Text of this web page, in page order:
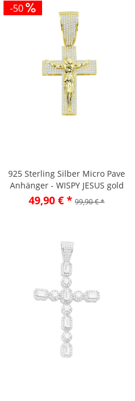
-50
925 Sterling Silber Micro Pave
Anhänger - WISPY JESUS gold
49,90 € * 99,90 € *